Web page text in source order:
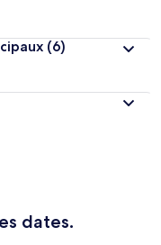
(6)
dates.